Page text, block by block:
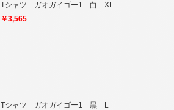
Tシャツ ガオガイゴー1 白 XL
￥3,565
Tシャツ ガオガイゴー1 黒 L